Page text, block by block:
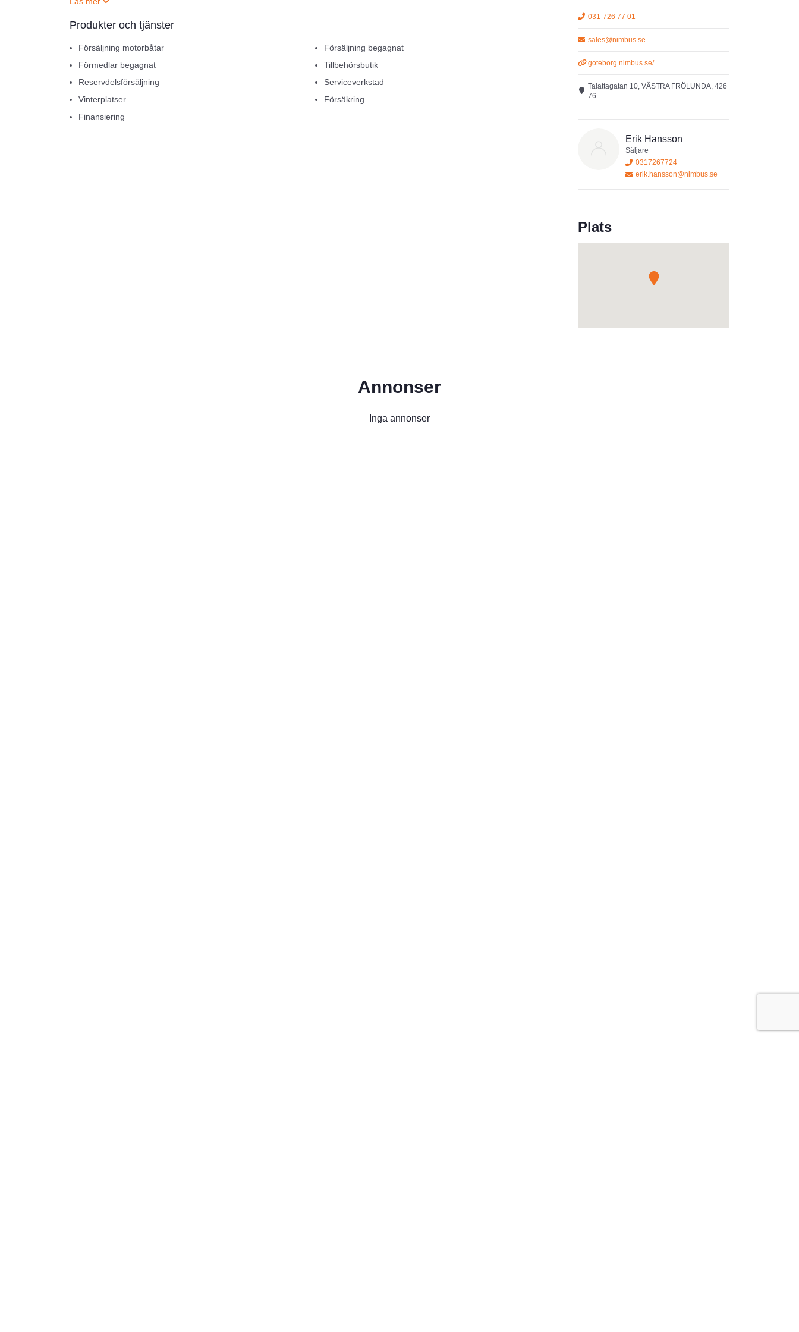
Produkter och tjänster
Försäljning motorbåtar
Försäljning begagnat
Förmedlar begagnat
Tillbehörsbutik
Reservdelsförsäljning
Serviceverkstad
Vinterplatser
Försäkring
Finansiering
031-726 77 01
sales@nimbus.se
goteborg.nimbus.se/
Talattagatan 10, VÄSTRA FRÖLUNDA, 426
76
Erik Hansson
Säljare
0317267724
erik.hansson@nimbus.se
Plats
Annonser
Inga annonser